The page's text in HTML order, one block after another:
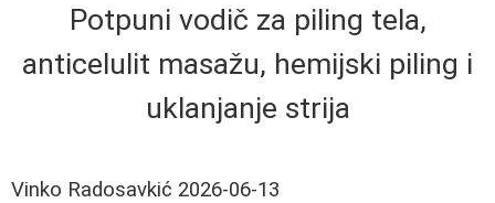
Potpuni vodič za piling tela,
anticelulit masažu, hemijski piling i
uklanjanje strija
Vinko Radosavkić 2026-06-13